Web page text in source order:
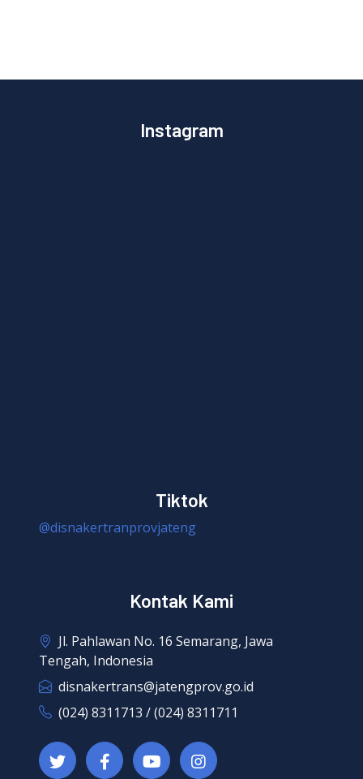
Instagram
Tiktok
@disnakertranprovjateng
Kontak Kami
Jl. Pahlawan No. 16 Semarang, Jawa
Tengah, Indonesia
disnakertrans@jatengprov.go.id
(024) 8311713 / (024) 8311711